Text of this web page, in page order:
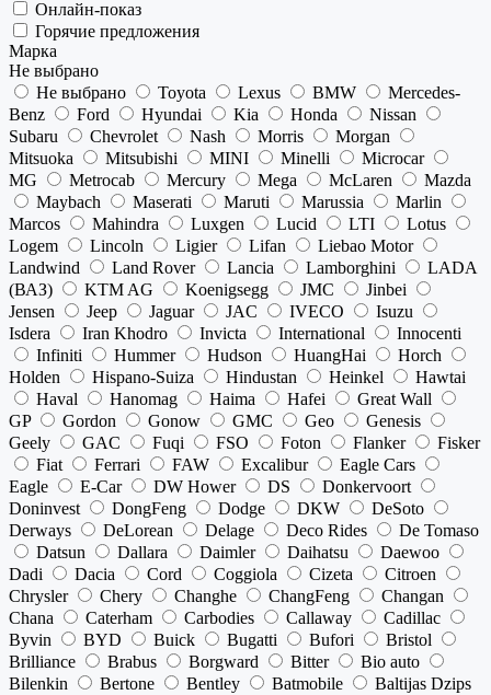
Онлайн-показ
Горячие предложения
Марка
Не выбрано
Не выбрано
Toyota Lexus BMW
Mercedes-
Benz
Ford Hyundai Kia Honda
Nissan
Subaru
Chevrolet Nash Morris
Morgan
Mitsuoka
Mitsubishi MINI Minelli
Microcar
MG
Metrocab Mercury Mega McLaren
Mazda
Maybach
Maserati Maruti Marussia
Marlin
Marcos
Mahindra Luxgen Lucid LTI
Lotus
Logem
Lincoln Ligier Lifan
Liebao Motor
Landwind
Land Rover Lancia Lamborghini
LADA
(ВАЗ)
KTM AG Koenigsegg JMC
Jinbei
Jensen
Jeep Jaguar JAC IVECO
Isuzu
Isdera
Iran Khodro Invicta International
Innocenti
Infiniti
Hummer Hudson HuangHai
Horch
Holden
Hispano-Suiza Hindustan Heinkel
Hawtai
Haval
Hanomag Haima Hafei
Great Wall
GP
Gordon Gonow GMC Geo
Genesis
Geely
GAC Fuqi FSO Foton Flanker
Fisker
Fiat
Ferrari FAW Excalibur
Eagle Cars
Eagle
E-Car DW Hower DS
Donkervoort
Doninvest
DongFeng Dodge DKW
DeSoto
Derways
DeLorean Delage Deco Rides
De Tomaso
Datsun
Dallara Daimler Daihatsu
Daewoo
Dadi
Dacia Cord Coggiola Cizeta
Citroen
Chrysler
Chery Changhe ChangFeng
Changan
Chana
Caterham Carbodies Callaway
Cadillac
Byvin
BYD Buick Bugatti Bufori
Bristol
Brilliance
Brabus Borgward Bitter
Bio auto
Bilenkin
Bertone Bentley Batmobile
Baltijas Dzips